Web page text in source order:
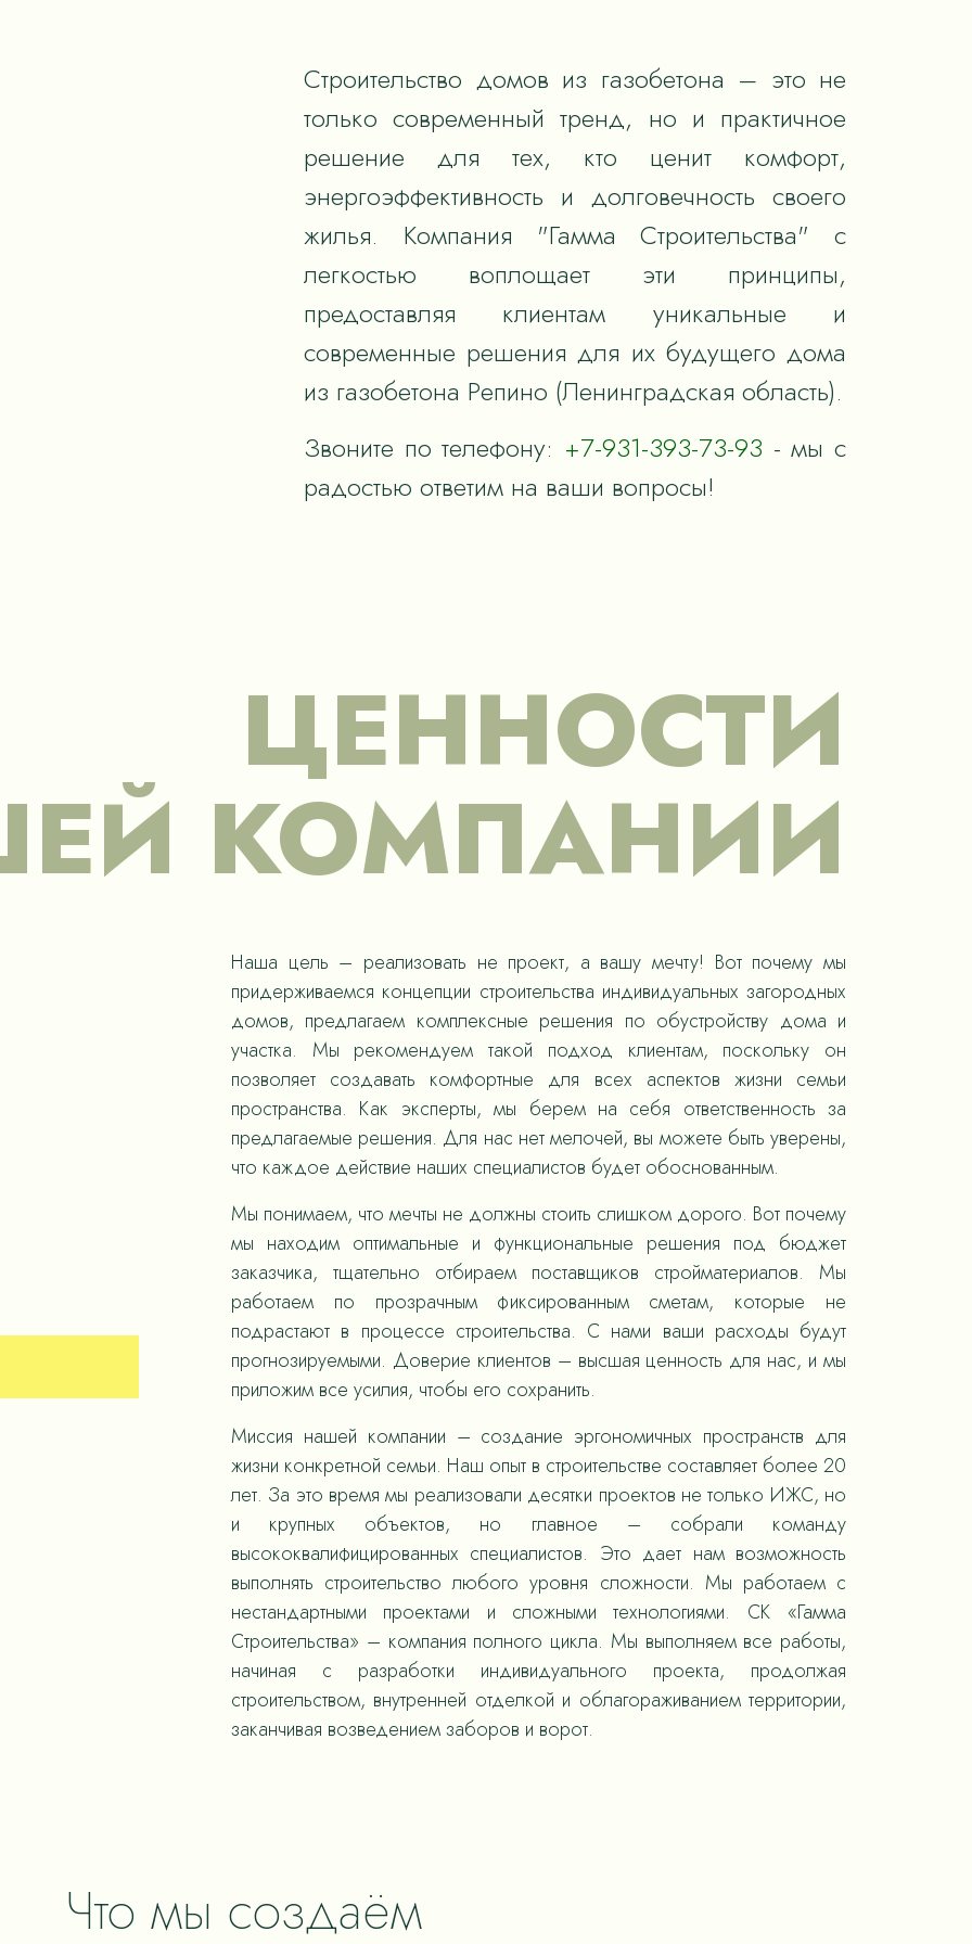
Строительство домов из газобетона – это не
только современный тренд, но и практичное
решение для тех, кто ценит комфорт,
энергоэффективность и долговечность своего
жилья. Компания "Гамма Строительства" с
легкостью воплощает эти принципы,
предоставляя клиентам уникальные и
современные решения для их будущего дома
из газобетона Репино (Ленинградская область).
Звоните по телефону: +7-931-393-73-93 - мы с
радостью ответим на ваши вопросы!
ЦЕННОСТИ
КОМПАНИИ
Наша цель – реализовать не проект, а вашу мечту! Вот почему мы
придерживаемся концепции строительства индивидуальных загородных
домов, предлагаем комплексные решения по обустройству дома и
участка. Мы рекомендуем такой подход клиентам, поскольку он
позволяет создавать комфортные для всех аспектов жизни семьи
пространства. Как эксперты, мы берем на себя ответственность за
предлагаемые решения. Для нас нет мелочей, вы можете быть уверены,
что каждое действие наших специалистов будет обоснованным.
Мы понимаем, что мечты не должны стоить слишком дорого. Вот почему
мы находим оптимальные и функциональные решения под бюджет
заказчика, тщательно отбираем поставщиков стройматериалов. Мы
работаем по прозрачным фиксированным сметам, которые не
подрастают в процессе строительства. С нами ваши расходы будут
прогнозируемыми. Доверие клиентов – высшая ценность для нас, и мы
приложим все усилия, чтобы его сохранить.
Миссия нашей компании – создание эргономичных пространств для
жизни конкретной семьи. Наш опыт в строительстве составляет более 20
лет. За это время мы реализовали десятки проектов не только ИЖС, но
и крупных объектов, но главное – собрали команду
высококвалифицированных специалистов. Это дает нам возможность
выполнять строительство любого уровня сложности. Мы работаем с
нестандартными проектами и сложными технологиями. СК «Гамма
Строительства» – компания полного цикла. Мы выполняем все работы,
начиная с разработки индивидуального проекта, продолжая
строительством, внутренней отделкой и облагораживанием территории,
заканчивая возведением заборов и ворот.
Что мы создаём